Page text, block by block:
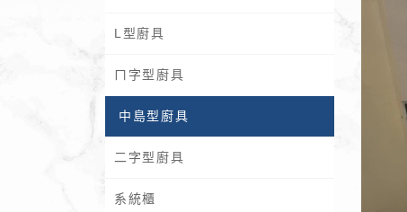
L型廚具
ㄇ字型廚具
中島型廚具
二字型廚具
系統櫃